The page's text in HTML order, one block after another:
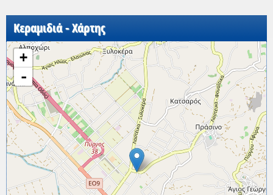
Κεραμιδιά - Χάρτης
+
-